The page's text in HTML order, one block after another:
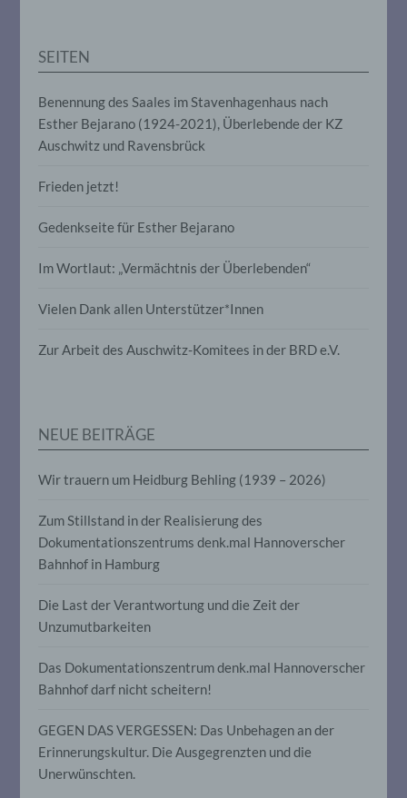
SEITEN
Benennung des Saales im Stavenhagenhaus nach
Esther Bejarano (1924-2021), Überlebende der KZ
Auschwitz und Ravensbrück
Frieden jetzt!
Gedenkseite für Esther Bejarano
Im Wortlaut: „Vermächtnis der Überlebenden“
Vielen Dank allen Unterstützer*Innen
Zur Arbeit des Auschwitz-Komitees in der BRD e.V.
NEUE BEITRÄGE
Wir trauern um Heidburg Behling (1939 – 2026)
Zum Stillstand in der Realisierung des
Dokumentationszentrums denk.mal Hannoverscher
Bahnhof in Hamburg
Die Last der Verantwortung und die Zeit der
Unzumutbarkeiten
Das Dokumentationszentrum denk.mal Hannoverscher
Bahnhof darf nicht scheitern!
GEGEN DAS VERGESSEN: Das Unbehagen an der
Erinnerungskultur. Die Ausgegrenzten und die
Unerwünschten.
im Zusammenhang mit
personenbezogenen Daten wie das
Erheben, das Erfassen, die Organisation,
das Ordnen, die Speicherung, die
Anpassung oder Veränderung, das
Verbreitung oder eine andere Form der
Verknüpfung, die Einschränkung, das
Markierung gespeicherter
e) Profiling
Profiling ist jede Art der automatisierten
die darin besteht, dass diese
personenbezogenen Daten verwendet
Aspekte, die sich auf eine natürliche
insbesondere, um Aspekte bezüglich
Arbeitsleistung, wirtschaftlicher Lage,
Gesundheit, persönlicher Vorlieben,
Aufenthaltsort oder Ortswechsel dieser
natürlichen Person zu analysieren oder
f) Pseudonymisierung